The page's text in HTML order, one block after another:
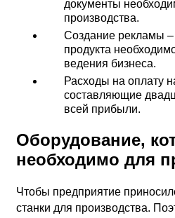
документы
производства.
Создание рекламы
продукта
ведения бизнеса.
Расходы на оплату
составляющие
всей прибыли.
Оборудование,
необходимо для
Чтобы предприятие
станки для производства.